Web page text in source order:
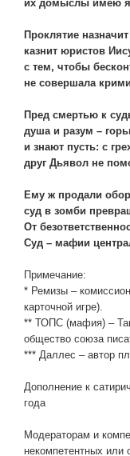
их домыслы имею я
Проклятие
казнит юристов
с тем, чтобы
не совершала
Пред смертью к
душа и разум –
и знают пусть: с
друг Дьявол не
Ему ж продали
суд в зомби
От
Суд – мафии
Примечание:
* Ремизы –
карточной игре).
** ТОПС (мафия) –
общество союза
*** Даллес – автор
Дополнение к
года
Модераторам и
некомпетентных